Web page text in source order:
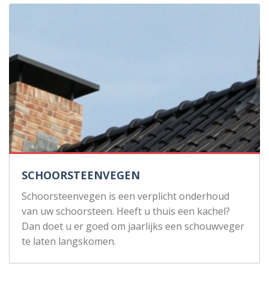
SCHOORSTEENVEGEN
Schoorsteenvegen is een verplicht onderhoud
van uw schoorsteen. Heeft u thuis een kachel?
Dan doet u er goed om jaarlijks een schouwveger
te laten langskomen.